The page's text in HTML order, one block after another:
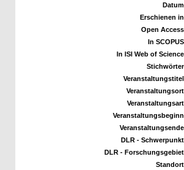
Erschienen
Open
In
In ISI Web of
DLR -
DLR -